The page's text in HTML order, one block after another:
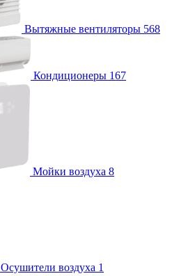
Вытяжные вентиляторы 568
Кондиционеры 167
Мойки воздуха 8
Осушители воздуха 1